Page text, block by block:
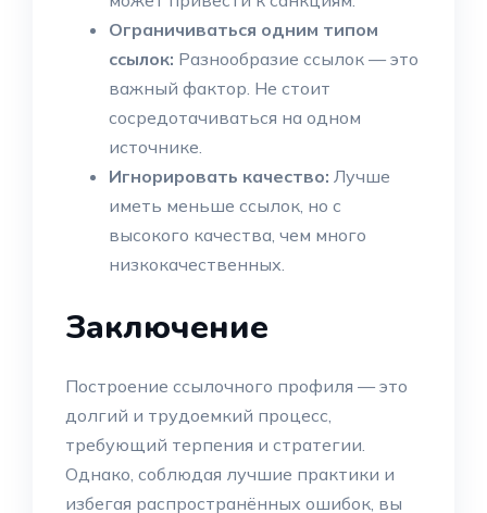
Ограничиваться одним типом
ссылок: Разнообразие ссылок — это
важный фактор. Не стоит
сосредотачиваться на одном
источнике.
Игнорировать качество: Лучше
иметь меньше ссылок, но с
высокого качества, чем много
низкокачественных.
Заключение
Построение ссылочного профиля — это
долгий и трудоемкий процесс,
требующий терпения и стратегии.
Однако, соблюдая лучшие практики и
избегая распространённых ошибок, вы